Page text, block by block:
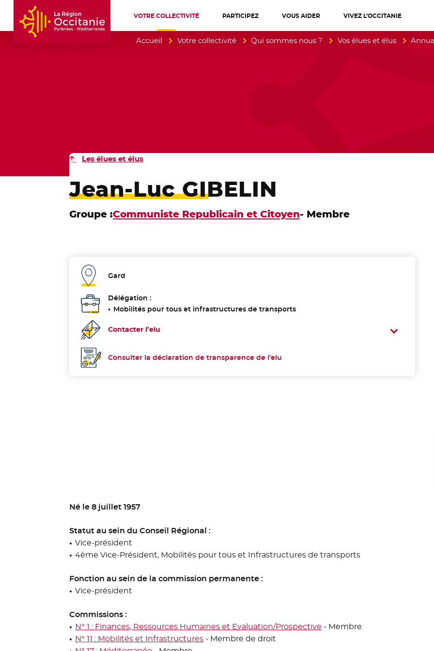
Accueil Région Occitanie / Pyrénées-Méditerranée
VOTRE COLLECTIVITÉ PARTICIPEZ VOUS AIDER VIVEZ L’OCCITANIE
Accueil Votre collectivité Qui sommes nous ? Vos élues et élus
Les élues et élus
Jean-Luc GIBELIN
Groupe :Communiste Republicain et Citoyen- Membre
Département :
Gard
Délégation :
Mobilités pour tous et infrastructures de transports
Contacter l’elu
Déclaration de transparence :
Consulter la déclaration de transparence de l’elu
Né le 8 juillet 1957
Statut au sein du Conseil Régional :
Vice-président
4ème Vice-Président, Mobilités pour tous et Infrastructures de transports
Fonction au sein de la commission permanente :
Vice-président
Commissions :
N° 1 : Finances, Ressources Humaines et Evaluation/Prospective - Membre
N° 11 : Mobilités et Infrastructures- Membre de droit